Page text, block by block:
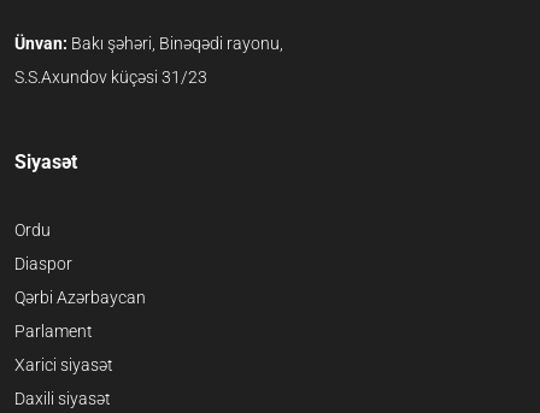
Ünvan: Bakı şəhəri, Binəqədi rayonu,
S.S.Axundov küçəsi 31/23
Siyasət
Ordu
Diaspor
Qərbi Azərbaycan
Parlament
Xarici siyasət
Daxili siyasət